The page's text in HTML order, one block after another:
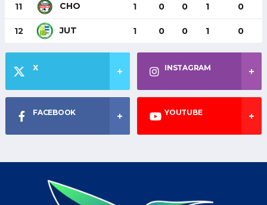
11 CHO 1 0 0 1 0
12 JUT 1 0 0 1 0
X INSTAGRAM
FACEBOOK YOUTUBE